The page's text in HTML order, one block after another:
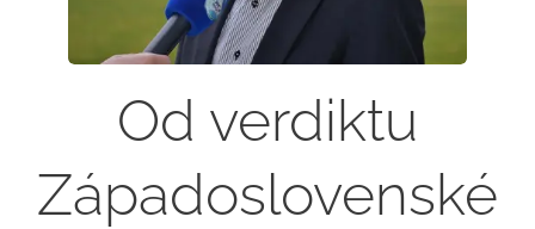
Od verdiktu
Západoslovenské